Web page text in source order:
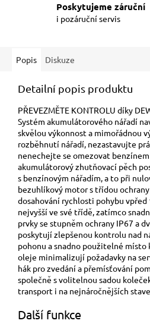
Poskytujeme záruční
i pozáruční servis
Popis Diskuze
Detailní popis produktu
PŘEVEZMĚTE KONTROLU díky
Systém akumulátorového nářadí
skvělou výkonnost a mimořádnou
rozběhnutí nářadí, nezastavujte
nenechejte se omezovat
akumulátorový zhutňovací pěch
s benzínovým nářadím, a to při
bezuhlíkový motor s třídou
dosahování rychlosti pohybu vpřed
nejvyšší ve své třídě, zatímco
prvky se stupněm ochrany IP67 a
poskytují zlepšenou kontrolu nad
pohonu a snadno použitelné
oleje minimalizují požadavky na
hák pro zvedání a přemísťování
společně s volitelnou sadou
transport i na nejnáročnějších
Další funkce